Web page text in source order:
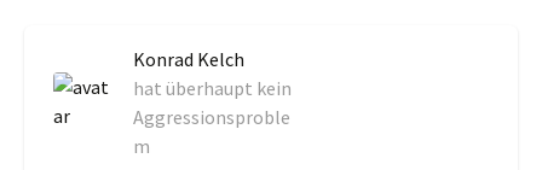
Konrad Kelch
hat überhaupt kein
Aggressionsproble
m